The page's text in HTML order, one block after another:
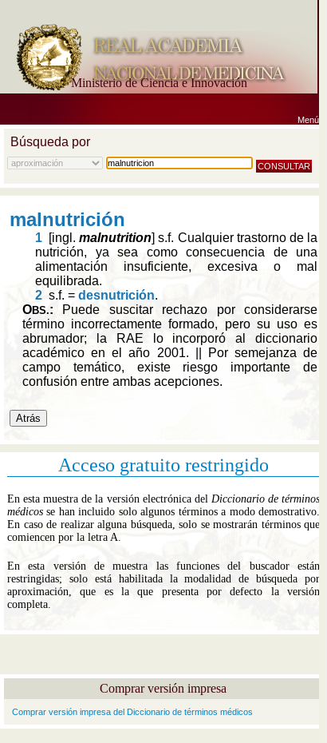
Ministerio de Ciencia e Innovación
Menú
Búsqueda por
Acceso gratuito restringido
En esta muestra de la versión electrónica del Diccionario de términos
médicos se han incluido solo algunos términos a modo demostrativo.
En caso de realizar alguna búsqueda, solo se mostrarán términos que
comiencen por la letra A.
En esta versión de muestra las funciones del buscador están
restringidas; solo está habilitada la modalidad de búsqueda por
aproximación, que es la que presenta por defecto la versión
completa.
Comprar versión impresa
Comprar versión impresa del Diccionario de términos médicos